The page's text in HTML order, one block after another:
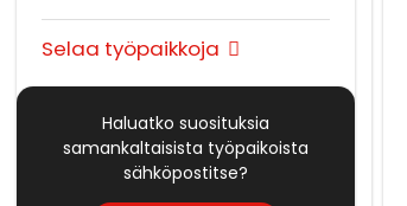
Selaa työpaikkoja
Haluatko suosituksia
samankaltaisista työpaikoista
sähköpostitse?